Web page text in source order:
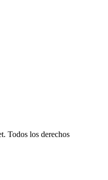
Todos los derechos